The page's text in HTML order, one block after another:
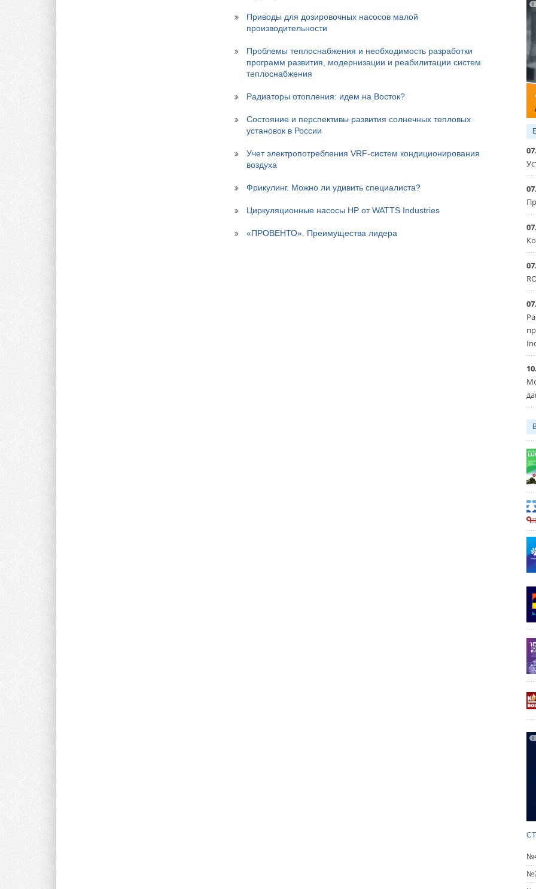
Приводы для дозировочных насосов малой
производительности
Проблемы теплоснабжения и необходимость разработки
программ развития, модернизации и реабилитации систем
теплоснабжения
Радиаторы отопления: идем на Восток?
Состояние и перспективы развития солнечных тепловых
установок в России
Учет электропотребления VRF-систем кондиционирования
воздуха
Фрикулинг. Можно ли удивить специалиста?
Циркуляционные насосы HP от WATTS Industries
«ПРОВЕНТО». Преимущества лидера